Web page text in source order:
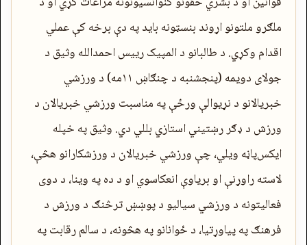
ملګرو ملتونو اړوند بنسټونه باید په دې برخه کې عملي
اقدام وکړي. د طالبانو د المپیک رییس احمدالله وثیق د
جولای دویمه (پنجشنبه د چنګاښ ۱۱مه) د ورزشي
خبریالانو د نړیوالې ورځې په مناسبت ورزشي خبریالان د
ورزش د ډګر رښتیني استازي بللي دي. وثیق په خپله
ایکس‌پاڼه ویلي، چې ورزشي خبریالان د ورزشکارانو هڅې،
لاسته راوړنې او بریاوې انعکاسوي او د ده په وینا، د دوی
فعالیتونه د ورزشي سیالیو د پوښښ ترڅنګ د ورزش د
فرهنګ په پیاوړتیا، د ځوانانو په هڅونه، د سالم رقابت په